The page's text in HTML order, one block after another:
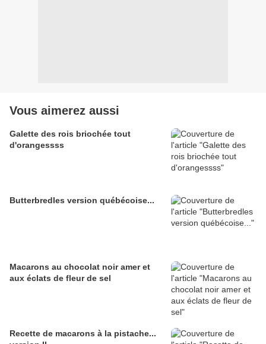
Vous aimerez aussi
Galette des rois briochée tout
d'orangessss
Butterbredles version québécoise...
Macarons au chocolat noir amer et
aux éclats de fleur de sel
Recette de macarons à la pistache...